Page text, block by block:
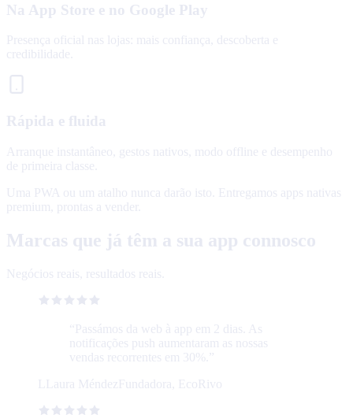
Na App Store e no Google Play
Presença oficial nas lojas: mais confiança, descoberta e
credibilidade.
Rápida e fluida
Arranque instantâneo, gestos nativos, modo offline e desempenho
de primeira classe.
Uma PWA ou um atalho nunca darão isto. Entregamos apps nativas
premium, prontas a vender.
Marcas que já têm a sua app connosco
Negócios reais, resultados reais.
“ Passámos da web à app em 2 dias. As
notificações push aumentaram as nossas
vendas recorrentes em 30%.
”
L Laura MéndezFundadora, EcoRivo